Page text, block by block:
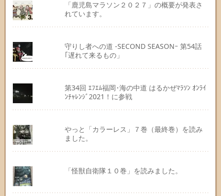
「鹿児島マラソン２０２７」の概要が発表さ
れています。
守りし者への道 -SECOND SEASONｰ 第54話
｢遅れて来るもの」
第34回 ｴﾌｴﾑ福岡･海の中道 はるかぜﾏﾗｿﾝ ｵﾝﾗｲ
ﾝﾁｬﾚﾝｼﾞ2021！に参戦
やっと「カラーレス」７巻（最終巻）を読み
ました。
「怪獣自衛隊１０巻」を読みました。